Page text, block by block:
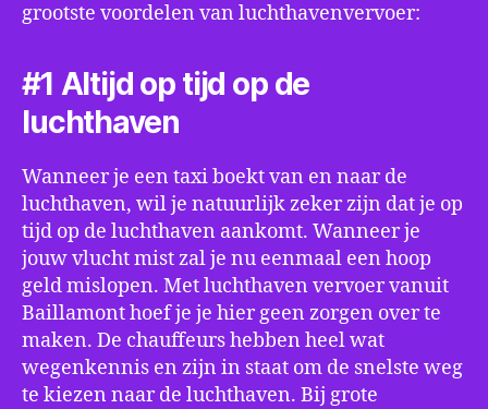
grootste voordelen van luchthavenvervoer:
#1 Altijd op tijd op de
luchthaven
Wanneer je een taxi boekt van en naar de
luchthaven, wil je natuurlijk zeker zijn dat je op
tijd op de luchthaven aankomt. Wanneer je
jouw vlucht mist zal je nu eenmaal een hoop
geld mislopen. Met luchthaven vervoer vanuit
Baillamont hoef je je hier geen zorgen over te
maken. De chauffeurs hebben heel wat
wegenkennis en zijn in staat om de snelste weg
te kiezen naar de luchthaven. Bij grote